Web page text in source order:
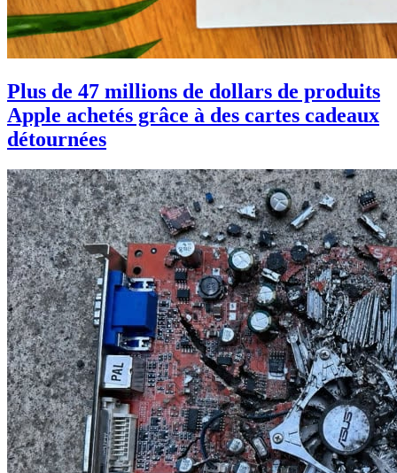
Plus de 47 millions de dollars de produits
Apple achetés grâce à des cartes cadeaux
détournées